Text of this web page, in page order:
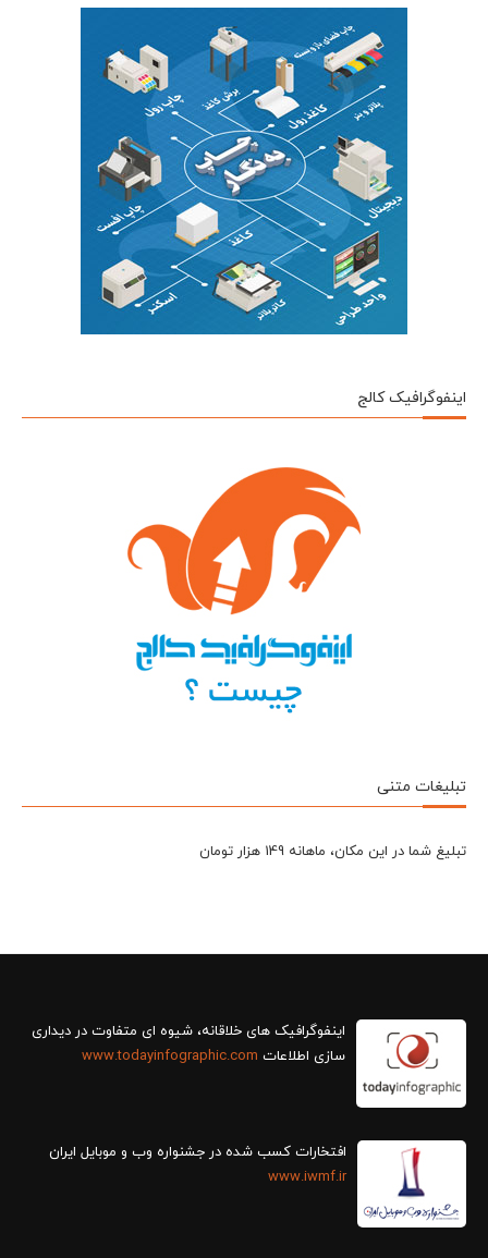
اینفوگرافیک کالج
تبلیغات متنی
تبلیغ شما در این مکان، ماهانه 149 هزار تومان
سازی اطلاعات www.todayinfographic.com
افتخارات کسب شده در جشنواره وب و موبایل ایران
www.iwmf.ir